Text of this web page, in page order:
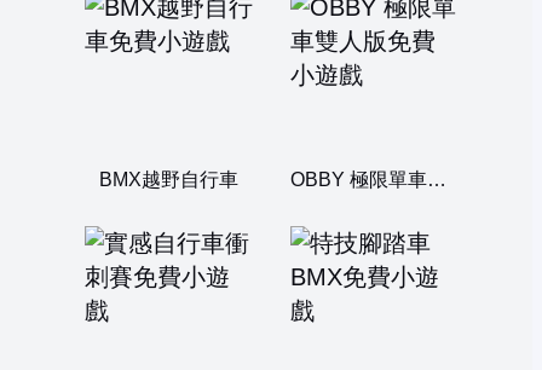
BMX越野自行車 OBBY 極限單車雙人版